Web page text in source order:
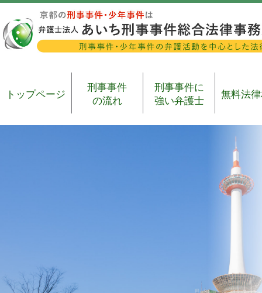
トップページ
刑事事件
の流れ
刑事事件に
強い弁護士
無料法